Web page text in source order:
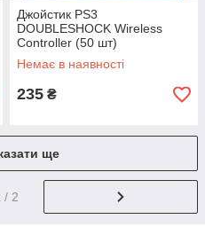
Джойстик PS3
DOUBLESHOCK Wireless
Controller (50 шт)
Немає в наявності
235 ₴
ще
/ 2